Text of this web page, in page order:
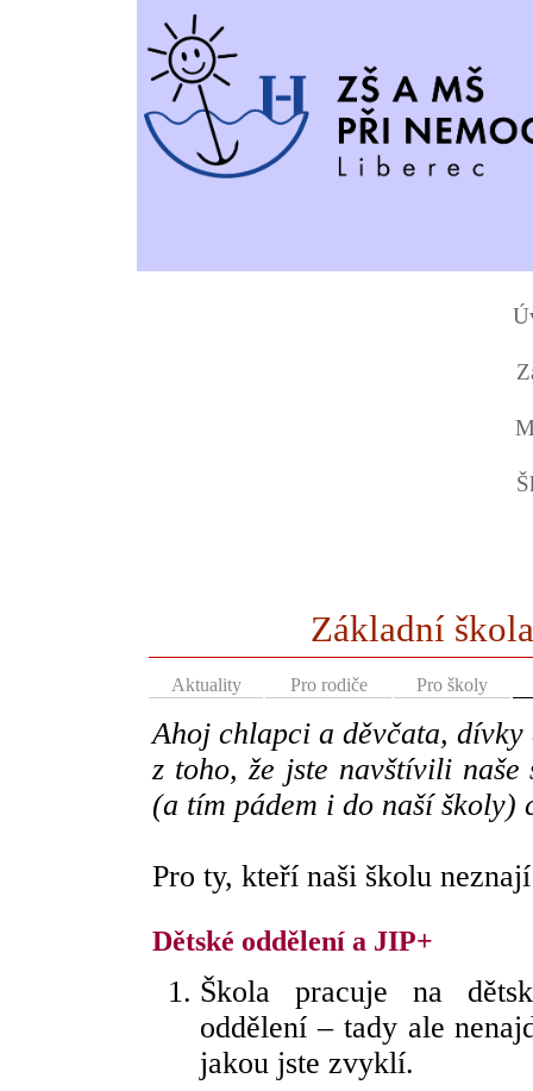
Základní
Aktuality Pro rodiče Pro školy
Ahoj chlapci a děvčata, dívky
z toho, že jste navštívili naše
(a tím pádem i do naší školy)
Pro ty, kteří naši školu
Dětské oddělení a JIP+
Škola pracuje na
oddělení – tady ale
jakou jste zvyklí.